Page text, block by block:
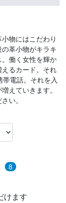
物にはこだわり
革小物がキラキ
働く女性を輝か
るカード。それ
電話。それを入
えていきます。
い。
8
けます